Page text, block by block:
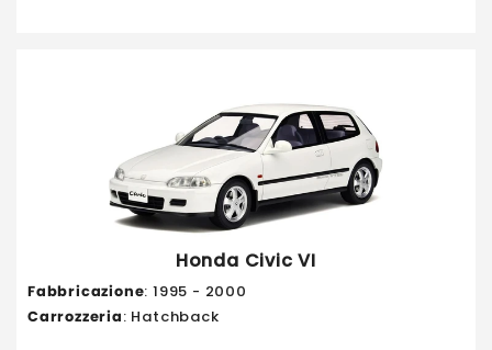
Honda Civic VI
Fabbricazione: 1995 - 2000
Carrozzeria: Hatchback